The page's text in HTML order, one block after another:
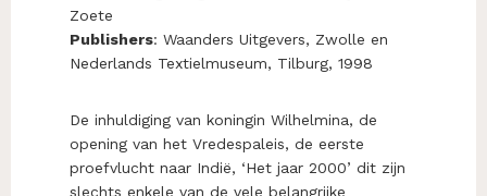
Zoete
Publishers: Waanders Uitgevers, Zwolle en
Nederlands Textielmuseum, Tilburg, 1998
De inhuldiging van koningin Wilhelmina, de
opening van het Vredespaleis, de eerste
proefvlucht naar Indië, ‘Het jaar 2000’ dit zijn
slechts enkele van de vele belangrijke